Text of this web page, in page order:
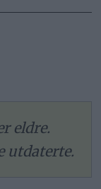
eldre.
utdaterte.